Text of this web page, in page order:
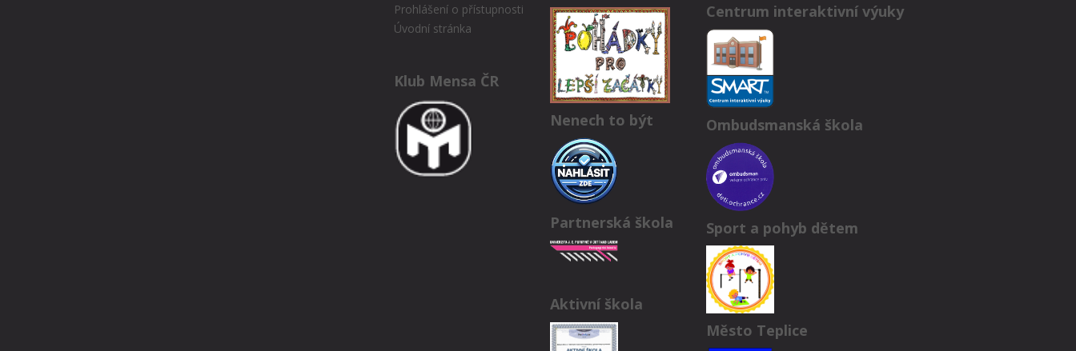
Prohlášení o přístupnosti
Úvodní stránka
Klub Mensa ČR
Nenech to být
Partnerská škola
Aktivní škola
Centrum interaktivní výuky
Ombudsmanská škola
Sport a pohyb dětem
Město Teplice